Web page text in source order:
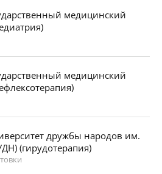
медицинский
медицинский
дружбы народов им.
(гирудотерапия)